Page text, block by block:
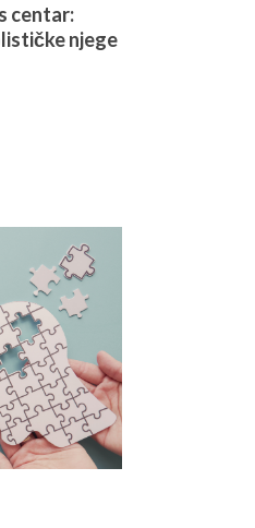
centar:
njege